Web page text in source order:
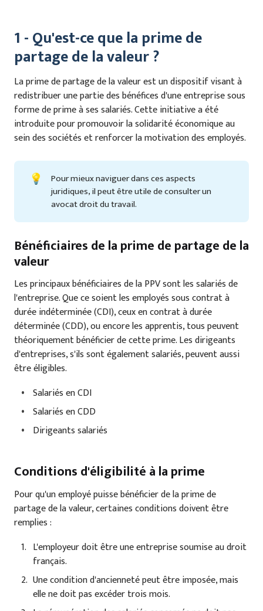
1 - Qu'est-ce que la prime de
partage de la valeur ?
La prime de partage de la valeur est un dispositif visant à
redistribuer une partie des bénéfices d'une entreprise sous
forme de prime à ses salariés. Cette initiative a été
introduite pour promouvoir la solidarité économique au
sein des sociétés et renforcer la motivation des employés.
💡
Pour mieux naviguer dans ces aspects
juridiques, il peut être utile de consulter un
avocat droit du travail.
Bénéficiaires de la prime de partage de la
valeur
Les principaux bénéficiaires de la PPV sont les salariés de
l'entreprise. Que ce soient les employés sous contrat à
durée indéterminée (CDI), ceux en contrat à durée
déterminée (CDD), ou encore les apprentis, tous peuvent
théoriquement bénéficier de cette prime. Les dirigeants
d'entreprises, s'ils sont également salariés, peuvent aussi
être éligibles.
Salariés en CDI
Salariés en CDD
Dirigeants salariés
Conditions d'éligibilité à la prime
Pour qu'un employé puisse bénéficier de la prime de
partage de la valeur, certaines conditions doivent être
remplies :
L'employeur doit être une entreprise soumise au droit
français.
Une condition d'ancienneté peut être imposée, mais
elle ne doit pas excéder trois mois.